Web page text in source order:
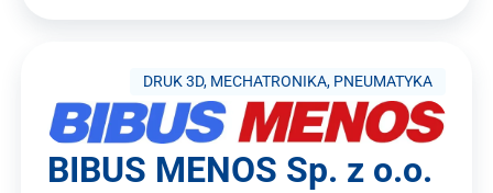
DRUK 3D, MECHATRONIKA, PNEUMATYKA
BIBUS MENOS Sp. z o.o.